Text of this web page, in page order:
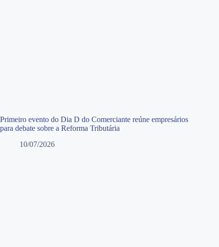
Primeiro evento do Dia D do Comerciante reúne empresários
para debate sobre a Reforma Tributária
10/07/2026